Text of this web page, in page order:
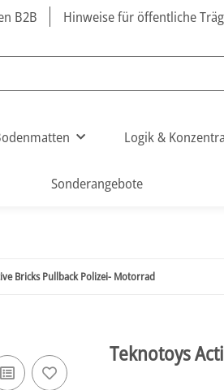
B2B Hinweise für öffentliche
Logik &
Sonderangebote
Bricks Pullback Polizei- Motorrad
Teknotoys